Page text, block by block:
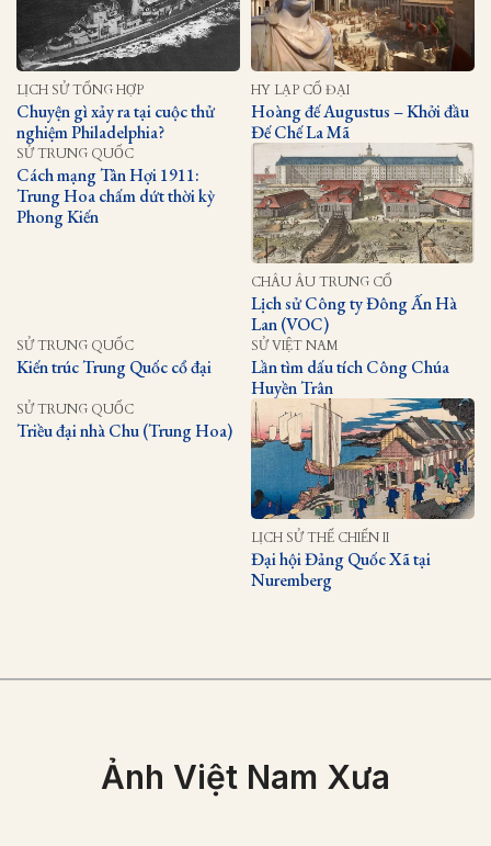
LỊCH SỬ TỔNG HỢP
Chuyện gì xảy ra tại cuộc thử
nghiệm Philadelphia?
HY LẠP CỔ ĐẠI
Hoàng đế Augustus – Khởi đầu
Đế Chế La Mã
SỬ TRUNG QUỐC
Cách mạng Tân Hợi 1911:
Trung Hoa chấm dứt thời kỳ
Phong Kiến
CHÂU ÂU TRUNG CỔ
Lịch sử Công ty Đông Ấn Hà
Lan (VOC)
SỬ TRUNG QUỐC
Kiến trúc Trung Quốc cổ đại
SỬ VIỆT NAM
Lần tìm dấu tích Công Chúa
Huyền Trân
SỬ TRUNG QUỐC
Triều đại nhà Chu (Trung Hoa)
LỊCH SỬ THẾ CHIẾN II
Đại hội Đảng Quốc Xã tại
Nuremberg
Ảnh Việt Nam Xưa